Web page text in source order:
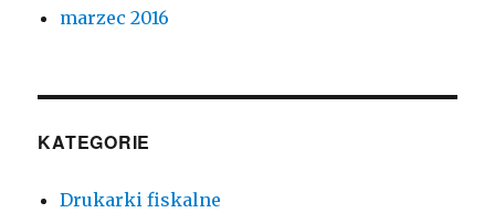
marzec 2016
KATEGORIE
Drukarki fiskalne